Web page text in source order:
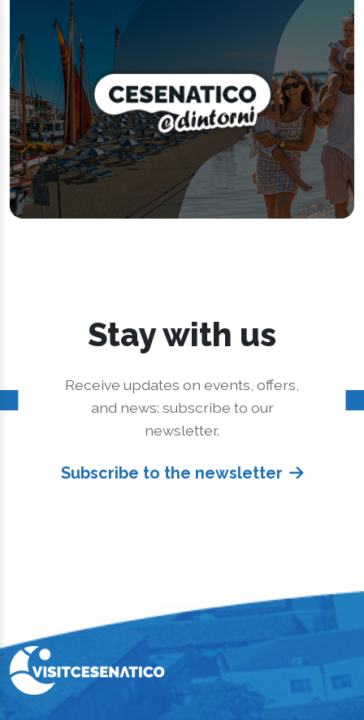
Stay with us
Receive updates on events, offers,
and news: subscribe to our
newsletter.
Subscribe to the newsletter